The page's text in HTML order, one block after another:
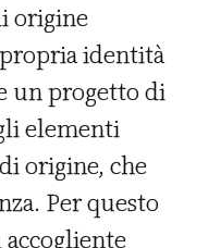
origine
identità
un progetto di
elementi
origine, che
Per questo